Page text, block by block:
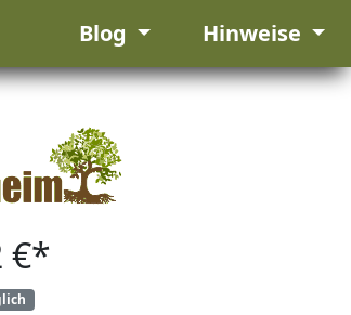
Blog Hinweise
€*